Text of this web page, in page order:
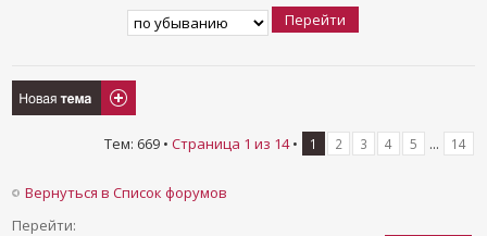
Новая тема
Тем: 669 • Страница 1 из 14• 1 2 3 4 5 ... 14
Вернуться в Список форумов
Перейти: